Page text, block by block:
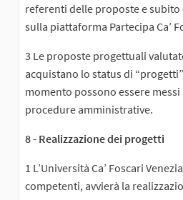
referenti delle proposte e
sulla piattaforma Partecipa Ca’
3 Le proposte progettuali
acquistano lo status di
momento possono essere
procedure amministrative.
8 - Realizzazione dei progetti
1 L’Università Ca’ Foscari
competenti, avvierà la